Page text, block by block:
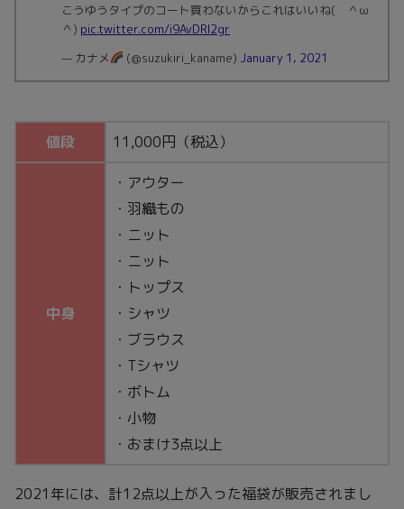
こうゆうタイプのコート買わないからこれはいいね( ＾ω
＾) pic.twitter.com/i9AvDRI2gr
— カナメ
(@suzukiri_kaname) January 1, 2021
値段 11,000円（税込）
中身
・アウター
・羽織もの
・ニット
・ニット
・トップス
・シャツ
・ブラウス
・Tシャツ
・ボトム
・小物
・おまけ3点以上
2021年には、計12点以上が入った福袋が販売されまし